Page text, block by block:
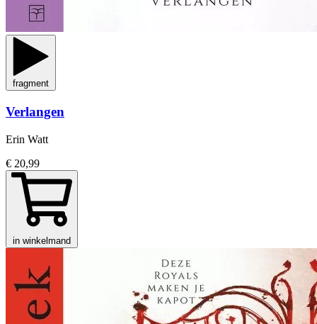
fragment
Verlangen
Erin Watt
€ 20,99
in winkelmand